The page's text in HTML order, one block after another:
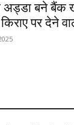
अड्डा बने
पर देने